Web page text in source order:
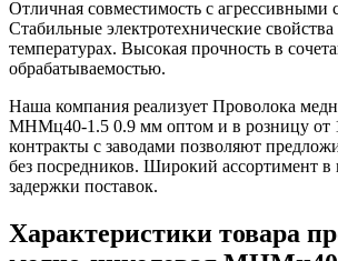
Отличная совместимость с агрессивными
Стабильные электротехнические
температурах. Высокая прочность в
обрабатываемостью.
Наша компания реализует Проволока
МНМц40-1.5 0.9 мм оптом и в розницу от
контракты с заводами позволяют
без посредников. Широкий ассортимент в
задержки поставок.
Характеристики товара